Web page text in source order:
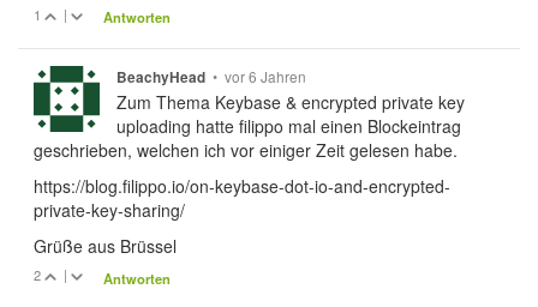
1 | Antworten
BeachyHead • vor 6 Jahren
Zum Thema Keybase & encrypted private key
uploading hatte filippo mal einen Blockeintrag
geschrieben, welchen ich vor einiger Zeit gelesen habe.
https://blog.filippo.io/on-keybase-dot-io-and-encrypted-
private-key-sharing/
Grüße aus Brüssel
2 | Antworten